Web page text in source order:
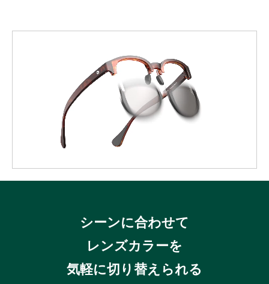
シーンに合わせて
レンズカラーを
気軽に切り替えられる